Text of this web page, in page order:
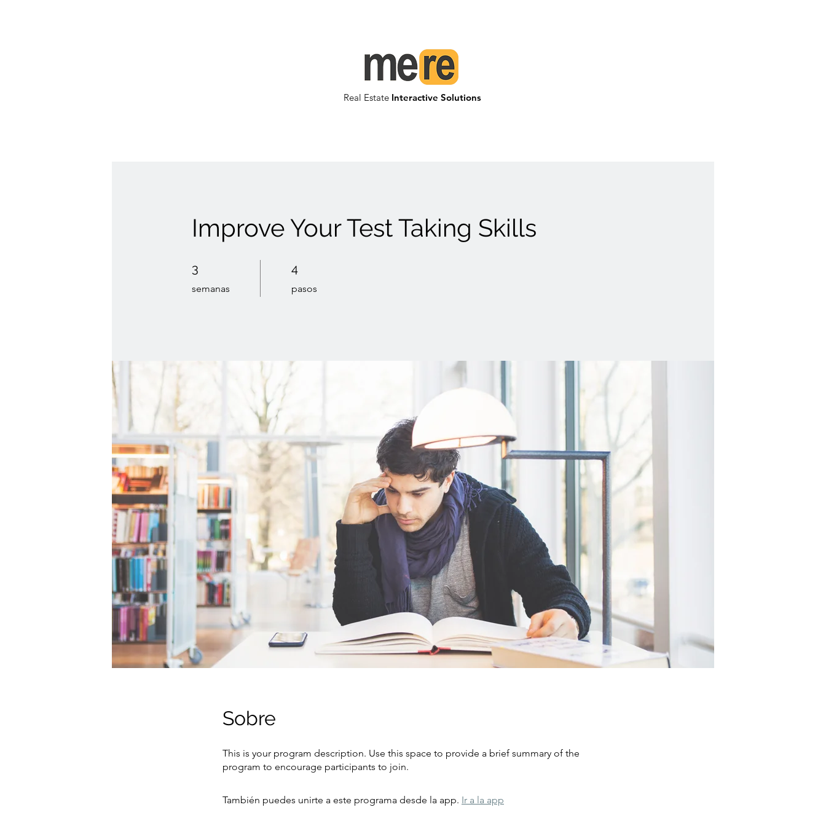
Real Estate Interactive Solutions
Improve Your Test Taking Skills
3
semanas
4
pasos
Sobre
This is your program description. Use this space to provide a brief summary of the
program to encourage participants to join.
También puedes unirte a este programa desde la app. Ir a la app